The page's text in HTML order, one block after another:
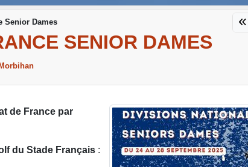
Senior Dames
SENIOR DAMES
de France par
du Stade Français :